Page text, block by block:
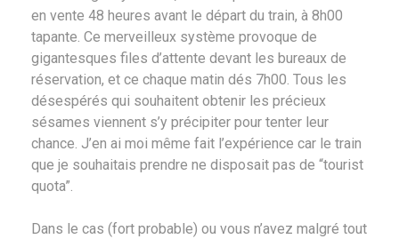
en vente 48 heures avant le départ du train, à 8h00
tapante. Ce merveilleux système provoque de
gigantesques files d’attente devant les bureaux de
réservation, et ce chaque matin dés 7h00. Tous les
désespérés qui souhaitent obtenir les précieux
sésames viennent s’y précipiter pour tenter leur
chance. J’en ai moi même fait l’expérience car le train
que je souhaitais prendre ne disposait pas de “tourist
quota”.
Dans le cas (fort probable) ou vous n’avez malgré tout